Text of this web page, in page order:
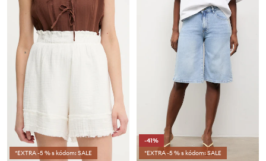
*EXTRA -5 % s kódom: SALE
-41%
*EXTRA -5 % s kódom: SALE